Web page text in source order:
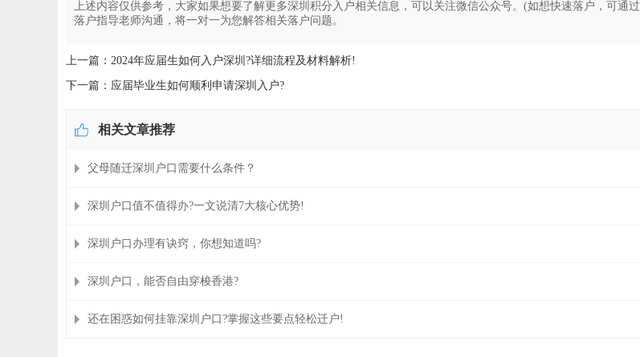
上述内容仅供参考，大家如果想要了解更多深圳积分入户相关信息，可以关注微信公众号。(如想快速落户，可通过
落户指导老师沟通，将一对一为您解答相关落户问题。
上一篇：2024年应届生如何入户深圳?详细流程及材料解析!
下一篇：应届毕业生如何顺利申请深圳入户?
相关文章推荐
父母随迁深圳户口需要什么条件？
深圳户口值不值得办?一文说清7大核心优势!
深圳户口办理有诀窍，你想知道吗?
深圳户口，能否自由穿梭香港?
还在困惑如何挂靠深圳户口?掌握这些要点轻松迁户!